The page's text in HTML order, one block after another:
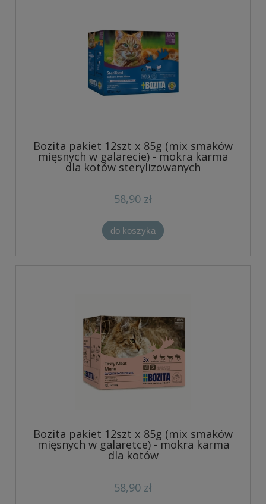
Bozita pakiet 12szt x 85g (mix smaków
mięsnych w galarecie) - mokra karma
dla kotów sterylizowanych
58,90 zł
do koszyka
Bozita pakiet 12szt x 85g (mix smaków
mięsnych w galaretce) - mokra karma
dla kotów
58,90 zł